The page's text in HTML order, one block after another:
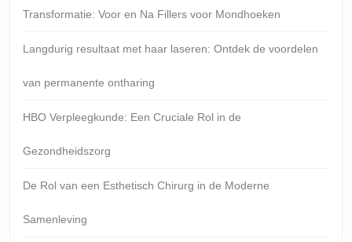
Transformatie: Voor en Na Fillers voor Mondhoeken
Langdurig resultaat met haar laseren: Ontdek de voordelen
van permanente ontharing
HBO Verpleegkunde: Een Cruciale Rol in de
Gezondheidszorg
De Rol van een Esthetisch Chirurg in de Moderne
Samenleving